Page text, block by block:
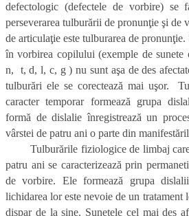
defectologic (defectele de vorbire) se
perseverarea tulburării de pronunţie şi de
de articulaţie este tulburarea de
în vorbirea copilului (exemple de sunete
n, t, d, l, c, g ) nu sunt aşa de des
tulburări ele se corectează mai uşor.
caracter temporar formează grupa
formă de dislalie înregistrează un
vârstei de patru ani o parte din
Tulburările fiziologice de limbaj care
patru ani se caracterizează prin
de vorbire. Ele formează grupa
lichidarea lor este nevoie de un tratament
dispar de la sine. Sunetele cel mai des